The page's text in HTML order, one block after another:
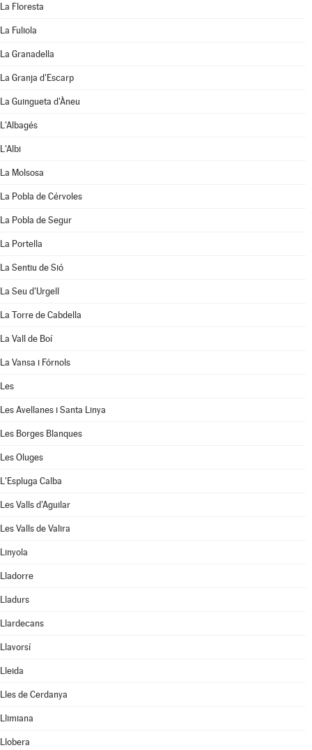
La Floresta
La Fuliola
La Granadella
La Granja d'Escarp
La Guingueta d'Àneu
L'Albagés
L'Albi
La Molsosa
La Pobla de Cérvoles
La Pobla de Segur
La Portella
La Sentiu de Sió
La Seu d'Urgell
La Torre de Cabdella
La Vall de Boí
La Vansa i Fórnols
Les
Les Avellanes i Santa Linya
Les Borges Blanques
Les Oluges
L'Espluga Calba
Les Valls d'Aguilar
Les Valls de Valira
Linyola
Lladorre
Lladurs
Llardecans
Llavorsí
Lleida
Lles de Cerdanya
Llimiana
Llobera